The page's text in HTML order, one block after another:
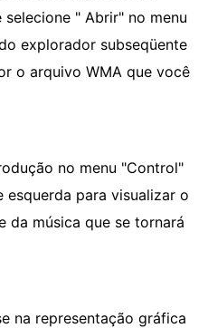
" Abrir" no menu
explorador subseqüente
o arquivo WMA que você
no menu "Control"
esquerda para visualizar o
da música que se tornará
na representação gráfica